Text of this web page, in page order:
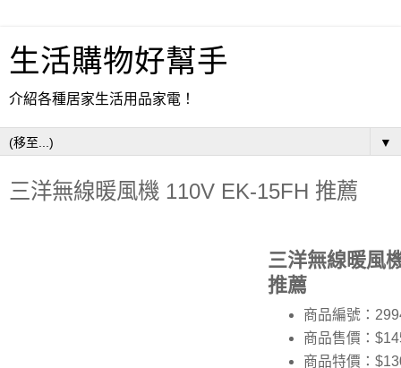
生活購物好幫手
介紹各種居家生活用品家電！
▼
三洋無線暖風機 110V EK-15FH 推薦
三洋無線暖風
推薦
商品編號：
商品售價：
商品特價：